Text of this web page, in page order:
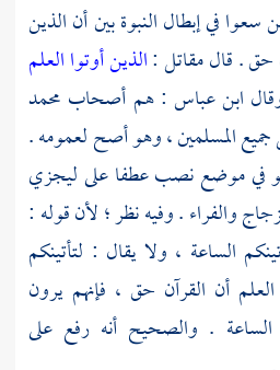
سعوا في إبطال النبوة بين أن الذين
حق . قالمقاتل:الذين أوتوا العلم
ابن عباس : هم أصحاب محمد
المسلمين ، وهو أصح لعمومه .
في موضع نصب عطفا على ليجزي
والفراء. وفيه نظر ؛ لأن قوله :
الساعة ، ولا يقال : لتأتينكم
أن القرآن حق ، فإنهم يرون
الساعة . والصحيح أنه رفع على